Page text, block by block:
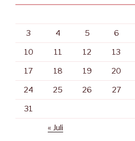
3 4 5 6
10 11 12 13
17 18 19 20
24 25 26 27
31
« Juli